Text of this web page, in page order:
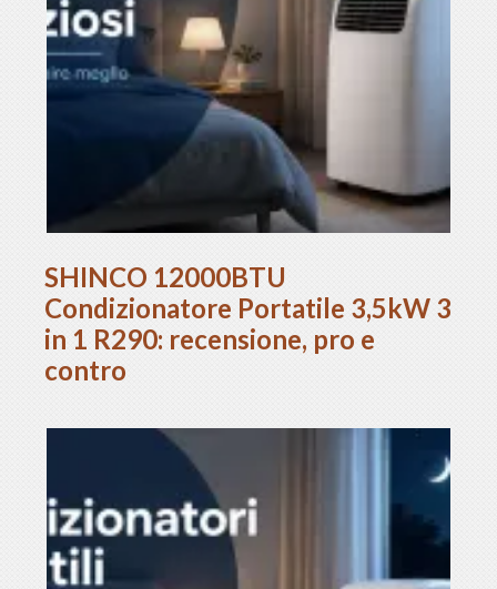
SHINCO 12000BTU
Condizionatore Portatile 3,5kW 3
in 1 R290: recensione, pro e
contro